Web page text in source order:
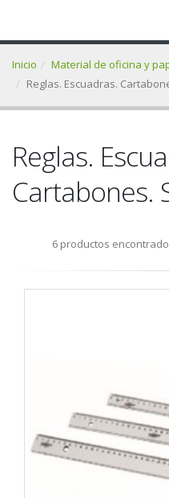
Inicio
Material de oficina y
Reglas. Escuadras.
Reglas.
Cartabones.
6 productos